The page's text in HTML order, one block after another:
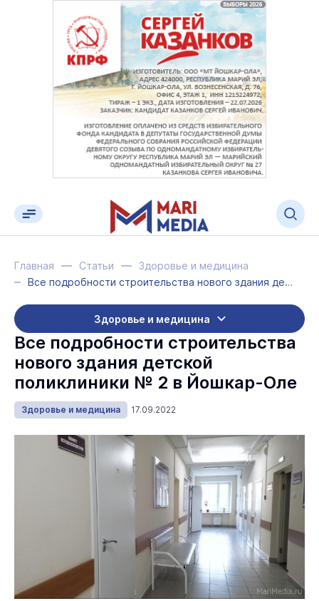
Главная Статьи
Здоровье и медицина
Все подробности строительства нового здания детской поликлиники № 2 в Йошкар-Оле
Здоровье и медицина
Все подробности строительства
нового здания детской
поликлиники № 2 в Йошкар-Оле
Здоровье и медицина 17.09.2022